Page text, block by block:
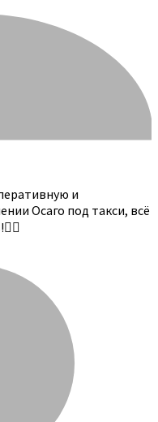
и
Осаго под такси, всё